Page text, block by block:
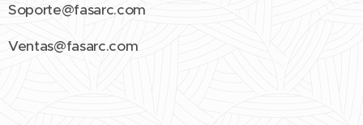
Soporte@fasarc.com
Ventas@fasarc.com